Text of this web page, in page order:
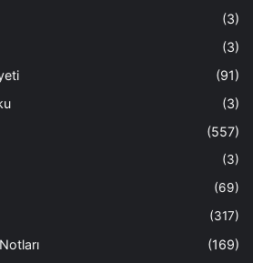
(3)
(3)
(91)
(3)
(557)
(3)
(69)
(317)
(169)